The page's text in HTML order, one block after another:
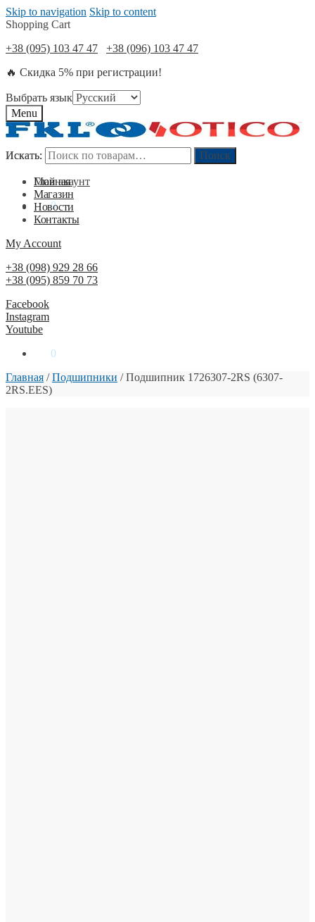
Skip to navigation Skip to content
Shopping Cart
+38 (095) 103 47 47
+38 (096) 103 47 47
🔥 Скидка 5% при регистрации!
Выбрать язык
Menu
Искать: Поиск
Мой акаунт
0₴ 0
Искать: Поиск
Главная
Магазин
Новости
Контакты
My Account
+38 (098) 929 28 66
+38 (095) 859 70 73
Facebook
Instagram
Youtube
0
Главная /Подшипники /Подшипник 1726307-2RS (6307-
2RS.EES)